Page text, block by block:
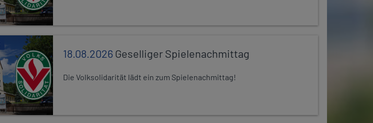
18.08.2026Geselliger Spielenachmittag
Die Volksolidarität lädt ein zum Spielenachmittag!